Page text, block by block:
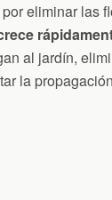
eliminar las
al jardín,
la